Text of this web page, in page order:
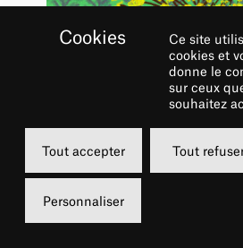
L’ESPOIR AU
: DESSINE
HOCKNEY
Ce site
cookies et
donne le
sur ceux
souhaitez
Tout accepter Tout
Personnaliser